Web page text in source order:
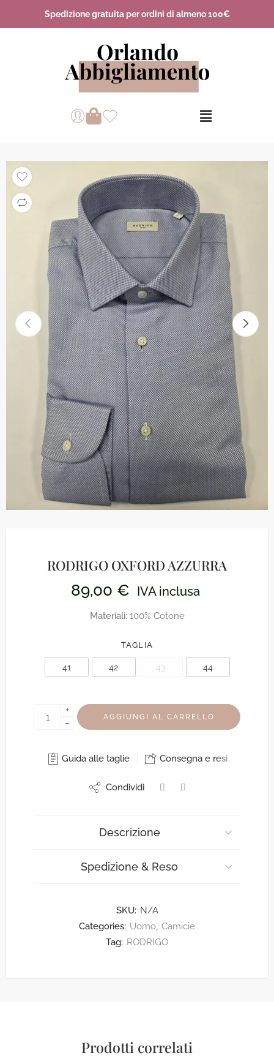
Spedizione gratuita per ordini di almeno 100€
RODRIGO OXFORD AZZURRA
89,00 € IVA inclusa
Materiali: 100% Cotone
TAGLIA
41 42 43 44
+
−
AGGIUNGI AL CARRELLO
Guida alle taglie Consegna e resi
Condividi
Descrizione
Spedizione & Reso
SKU: N/A
Categories: Uomo, Camicie
Tag: RODRIGO
Prodotti correlati